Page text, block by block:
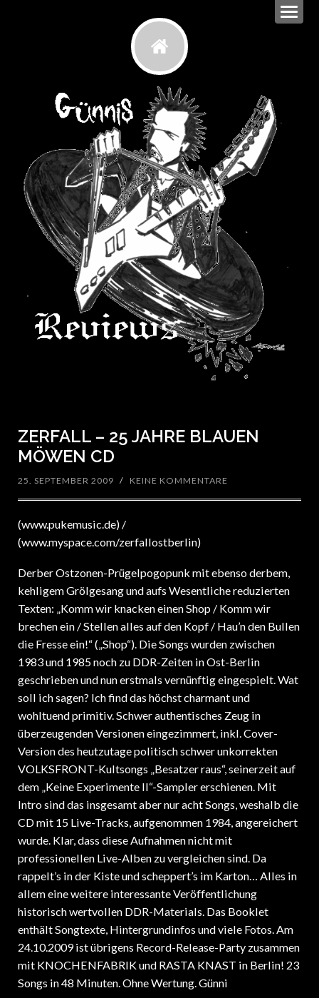
ZERFALL – 25 JAHRE BLAUEN
MÖWEN CD
25. SEPTEMBER 2009 / KEINE KOMMENTARE
(www.pukemusic.de) /
(www.myspace.com/zerfallostberlin)
Derber Ostzonen-Prügelpogopunk mit ebenso derbem,
kehligem Grölgesang und aufs Wesentliche reduzierten
Texten: „Komm wir knacken einen Shop / Komm wir
brechen ein / Stellen alles auf den Kopf / Hau’n den Bullen
die Fresse ein!“ („Shop“). Die Songs wurden zwischen
1983 und 1985 noch zu DDR-Zeiten in Ost-Berlin
geschrieben und nun erstmals vernünftig eingespielt. Wat
soll ich sagen? Ich find das höchst charmant und
wohltuend primitiv. Schwer authentisches Zeug in
überzeugenden Versionen eingezimmert, inkl. Cover-
Version des heutzutage politisch schwer unkorrekten
VOLKSFRONT-Kultsongs „Besatzer raus“, seinerzeit auf
dem „Keine Experimente II“-Sampler erschienen. Mit
Intro sind das insgesamt aber nur acht Songs, weshalb die
CD mit 15 Live-Tracks, aufgenommen 1984, angereichert
wurde. Klar, dass diese Aufnahmen nicht mit
professionellen Live-Alben zu vergleichen sind. Da
rappelt’s in der Kiste und scheppert’s im Karton… Alles in
allem eine weitere interessante Veröffentlichung
historisch wertvollen DDR-Materials. Das Booklet
enthält Songtexte, Hintergrundinfos und viele Fotos. Am
24.10.2009 ist übrigens Record-Release-Party zusammen
mit KNOCHENFABRIK und RASTA KNAST in Berlin! 23
Songs in 48 Minuten. Ohne Wertung. Günni